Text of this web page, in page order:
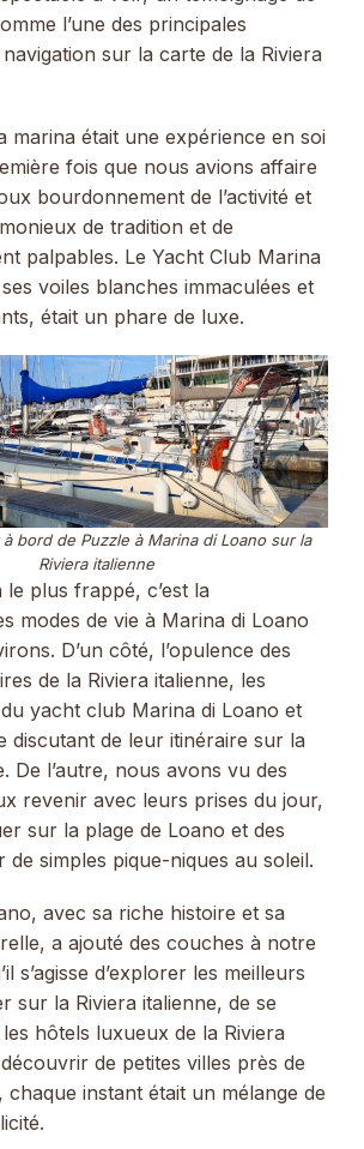
l’une des principales
sur la carte de la Riviera
marina était une expérience en soi
fois que nous avions affaire
bourdonnement de l’activité et
de tradition et de
palpables. Le Yacht Club Marina
voiles blanches immaculées et
était un phare de luxe.
bord de Puzzle à Marina di Loano sur la
Riviera italienne
le plus frappé, c’est la
modes de vie à Marina di Loano
D’un côté, l’opulence des
de la Riviera italienne, les
yacht club Marina di Loano et
discutant de leur itinéraire sur la
De l’autre, nous avons vu des
revenir avec leurs prises du jour,
sur la plage de Loano et des
simples pique-niques au soleil.
avec sa riche histoire et sa
a ajouté des couches à notre
s’agisse d’explorer les meilleurs
sur la Riviera italienne, de se
hôtels luxueux de la Riviera
de petites villes près de
chaque instant était un mélange de